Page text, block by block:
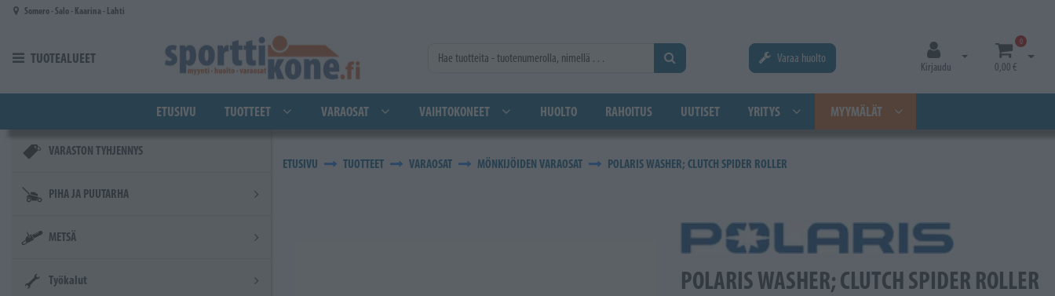
Siirry pääsisältöön
Somero - Salo - Kaarina - Lahti
TUOTEALUEET Varaa huolto
Kirjaudu
Avaa kirjautuminen
0
0,00 €
Avaa
ETUSIVU TUOTTEET VARAOSAT VAIHTOKONEET HUOLTO RAHOITUS UUTISET YRITYS MYYMÄLÄT
VARASTON TYHJENNYS
PIHA JA PUUTARHA
METSÄ
Työkalut
ETUSIVU TUOTTEET VARAOSAT MÖNKIJÖIDEN VARAOSAT POLARIS WASHER; CLUTCH SPIDER ROLLER
POLARIS WASHER; CLUTCH SPIDER ROLLER